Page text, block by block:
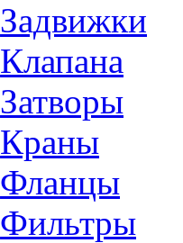
Задвижки
Клапана
Затворы
Краны
Фланцы
Фильтры